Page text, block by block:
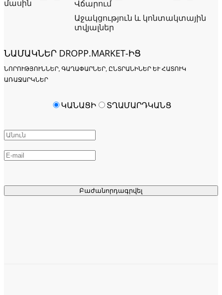
մասին
Վճարում
Աջակցություն և կոնտակտային
տվյալներ
ՆԱՄԱԿՆԵՐ DROPP.MARKET-ԻՑ
ՆՈՐՈՒԹՅՈՒՆՆԵՐ, ԳԱՂԱՓԱՐՆԵՐ, ԸՆՏՐԱՆԻՆԵՐ ԵՒ ՀԱՏՈՒԿ Ա
ՌԱՋԱՐԿՆԵՐ
Բաժանորդագրվել
ԿԱՆԱՑԻ ՏՂԱՄԱՐԴԿԱՆՑ